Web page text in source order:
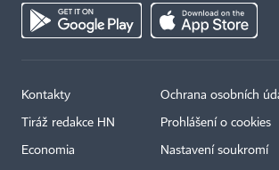
Kontakty
Tiráž redakce HN
Economia
Ochrana osobních
Prohlášení o cookies
Nastavení soukromí